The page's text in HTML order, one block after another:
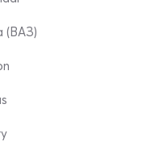
(ВАЗ)